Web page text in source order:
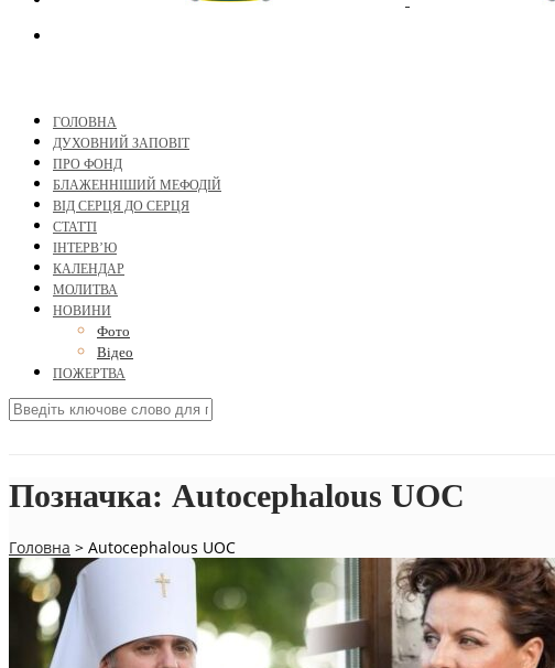
ГОЛОВНА
ДУХОВНИЙ ЗАПОВІТ
ПРО ФОНД
БЛАЖЕННІШИЙ МЕФОДІЙ
ВІД СЕРЦЯ ДО СЕРЦЯ
СТАТТІ
ІНТЕРВ’Ю
КАЛЕНДАР
МОЛИТВА
НОВИНИ
Фото
Відео
ПОЖЕРТВА
Позначка: Autocephalous UOC
Головна > Autocephalous UOC